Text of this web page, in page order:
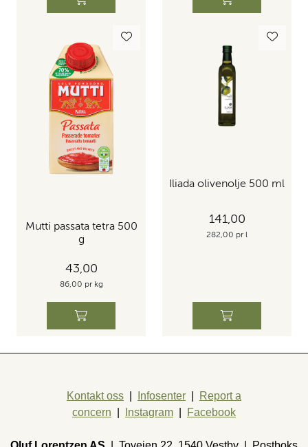
Mutti passata tetra 500
g
43,00
86,00 pr kg
Iliada olivenolje 500 ml
141,00
282,00 pr l
Kontakt oss Infosenter
Report a
concern
Instagram Facebook